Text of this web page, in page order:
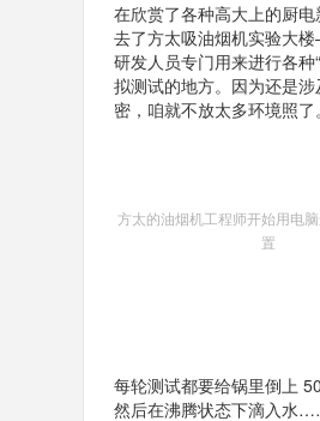
在欣赏了各种高大上的厨
去了方太吸油烟机实验大
研发人员专门用来进行各种
拟测试的地方。因为还是
密，咱就不放太多环境照了。
方太的油烟机工程师开始用电
置
每轮测试都要给锅里倒上
然后在沸腾状态下滴入水